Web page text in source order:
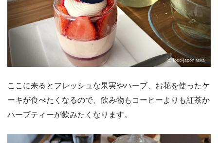
ここに来るとフレッシュな果実やハーブ、お花を使ったケ
ーキが食べたくなるので、飲み物もコーヒーよりも紅茶か
ハーブティーが飲みたくなります。